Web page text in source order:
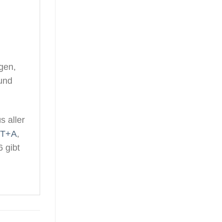
aller
T+A,
gibt